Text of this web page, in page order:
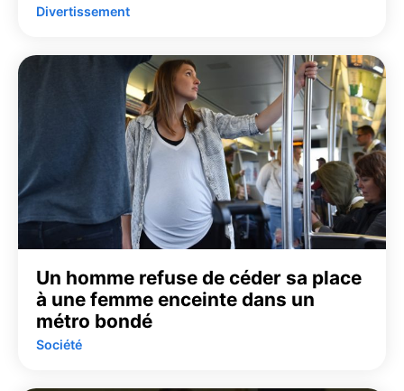
Divertissement
Un homme refuse de céder sa place
à une femme enceinte dans un
métro bondé
Société